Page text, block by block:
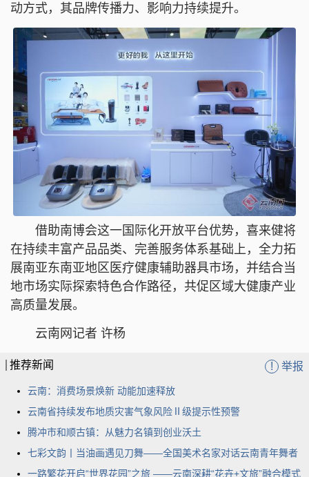
动方式，其品牌传播力、影响力持续提升。
借助南博会这一国际化开放平台优势，喜来健将
在持续丰富产品品类、完善服务体系基础上，全力拓
展南亚东南亚地区医疗健康辅助器具市场，并结合当
地市场实际探索特色合作路径，共促区域大健康产业
高质量发展。
云南网记者 许杨
推荐新闻 ! 举报
云南：消费场景焕新 动能加速释放
云南省持续发布地质灾害气象风险Ⅱ级提示性预警
腾冲市和顺古镇：从魅力名镇到创业沃土
七彩文韵丨当油画遇见刀舞——全国美术名家对话云南青年舞者
一路繁花开启“世界花园”之旅 ——云南深耕“花卉+文旅”融合模式